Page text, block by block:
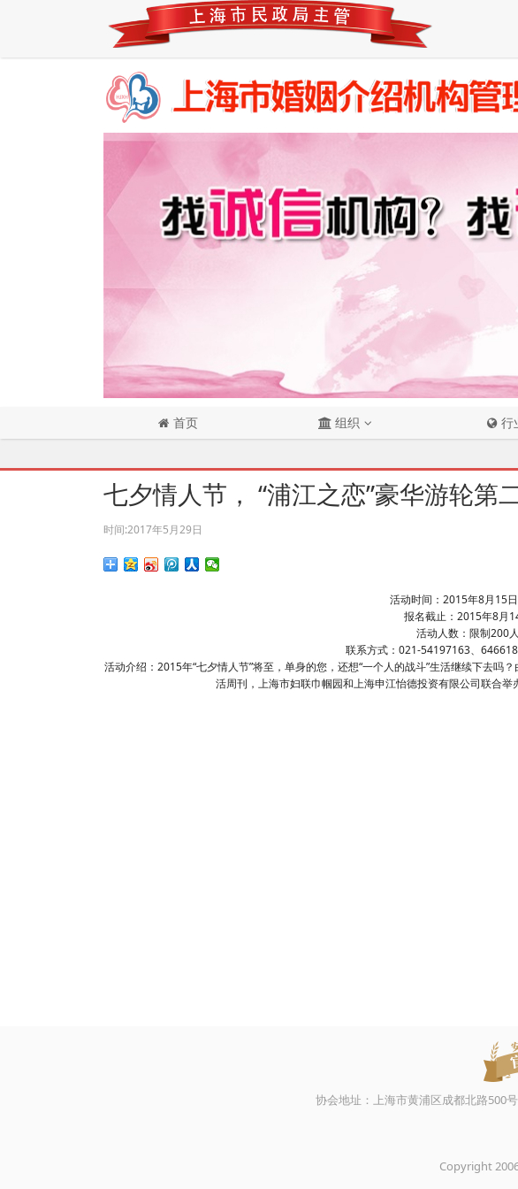
首页 组织 行
七夕情人节， “浦江之恋”豪华游轮第
时间:2017年5月29日
活动时间：2015年8月15
报名截止：2015年8月
活动人数：限制200人
联系方式：021-54197163、
活动介绍：2015年“七夕情人节”将至，单身的您，还想“一个人的战斗”生活继续下去吗
活周刊，上海市妇联巾帼园和上海申江怡德投资有限公司联合举
协会地址：上海市黄浦区成都北路500
Copyright